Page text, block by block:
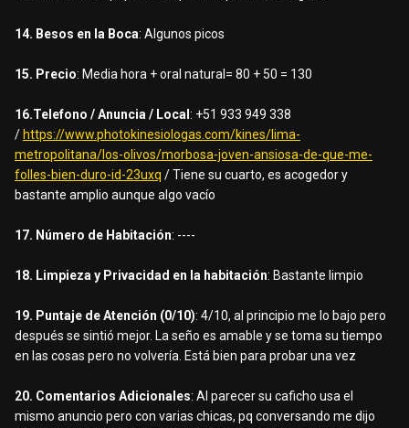
14. Besos en la Boca: Algunos picos
15. Precio: Media hora + oral natural= 80 + 50 = 130
16.Telefono / Anuncia / Local : +51 933 949 338
/ https://www.photokinesiologas.com/kines/lima-
metropolitana/los-olivos/morbosa-joven-ansiosa-de-que-me-
folles-bien-duro-id-23uxq / Tiene su cuarto, es acogedor y
bastante amplio aunque algo vacío
17. Número de Habitación: ----
18. Limpieza y Privacidad en la habitación: Bastante limpio
19. Puntaje de Atención (0/10): 4/10, al principio me lo bajo pero
después se sintió mejor. La seño es amable y se toma su tiempo
en las cosas pero no volvería. Está bien para probar una vez
20. Comentarios Adicionales: Al parecer su caficho usa el
mismo anuncio pero con varias chicas, pq conversando me dijo